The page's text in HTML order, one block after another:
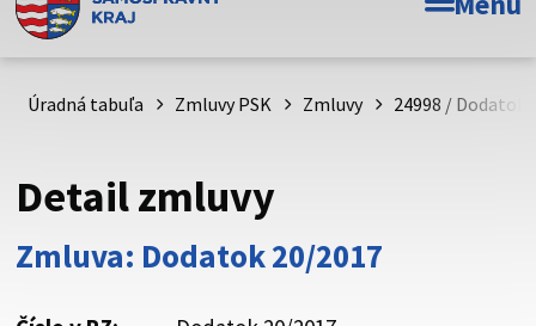
Toto je oficiálna webová stránka Prešovského
psk.sk.
Buďte pozorní a vždy sa uistite, že zdieľate informácie iba
cez zabezpečenú webovú stránku. Zabezpečená stránka
vždy začína https:// pred názvom domény webového sídla.
Úradná tabuľa Zmluvy PSK Zmluvy 24998 / Dodatok
Detail zmluvy
Zmluva: Dodatok 20/2017